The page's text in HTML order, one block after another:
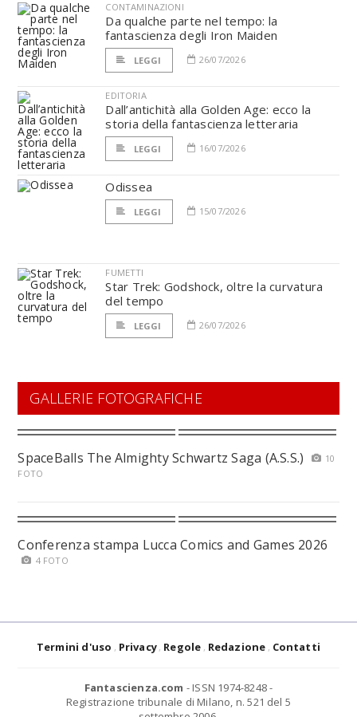
CONTAMINAZIONI
Da qualche parte nel tempo: la
fantascienza degli Iron Maiden
LEGGI 26/07/2026
EDITORIA
Dall’antichità alla Golden Age: ecco la
storia della fantascienza letteraria
LEGGI 16/07/2026
Odissea
LEGGI 15/07/2026
FUMETTI
Star Trek: Godshock, oltre la curvatura
del tempo
LEGGI 26/07/2026
GALLERIE FOTOGRAFICHE
SpaceBalls The Almighty Schwartz Saga (A.S.S.)
10
FOTO
Conferenza stampa Lucca Comics and Games 2026
4 FOTO
Termini d'uso Privacy Regole Redazione Contatti
Fantascienza.com - ISSN 1974-8248 -
Registrazione tribunale di Milano, n. 521 del 5